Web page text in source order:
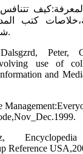
كتب
شعاع القاهرة،مصر،1993.
Peter,
use of
and
Reference